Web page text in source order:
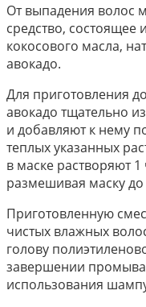
От выпадения волос
средство, состоящее
кокосового масла,
авокадо.
Для приготовления
авокадо тщательно
и добавляют к нему
теплых указанных
в маске растворяют
размешивая маску
Приготовленную
чистых влажных
голову
завершении
использования